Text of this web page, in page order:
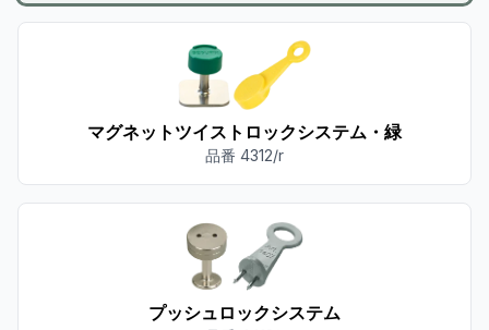
マグネットツイストロックシステム・緑
品番 4312/r
プッシュロックシステム